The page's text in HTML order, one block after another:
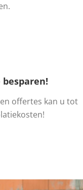
offertes kan u tot